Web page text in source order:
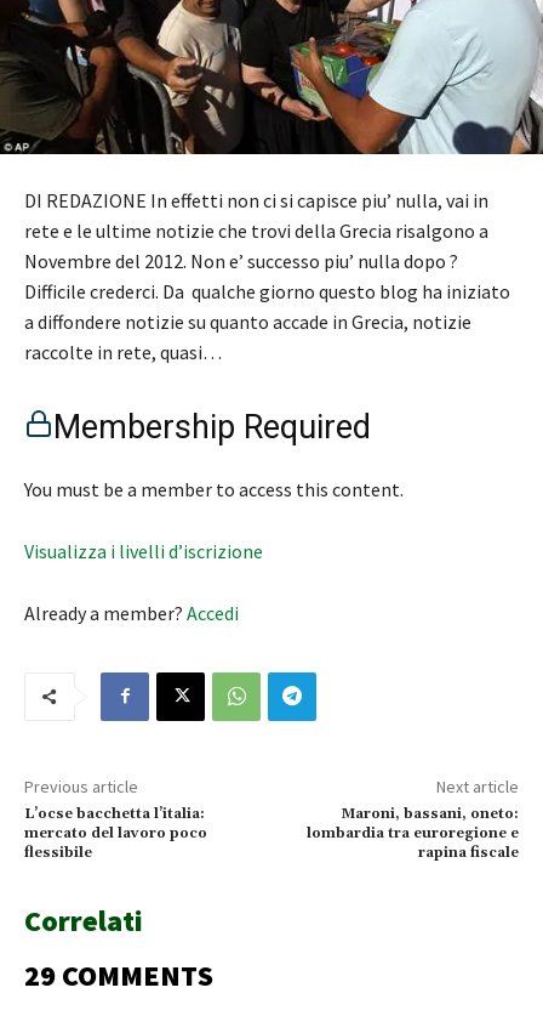
DI REDAZIONE In effetti non ci si capisce piu’ nulla, vai in
rete e le ultime notizie che trovi della Grecia risalgono a
Novembre del 2012. Non e’ successo piu’ nulla dopo ?
Difficile crederci. Da qualche giorno questo blog ha iniziato
a diffondere notizie su quanto accade in Grecia, notizie
raccolte in rete, quasi…
Membership Required
You must be a member to access this content.
Visualizza i livelli d’iscrizione
Already a member? Accedi
Previous article
L’ocse bacchetta l’italia:
mercato del lavoro poco
flessibile
Next article
Maroni, bassani, oneto:
lombardia tra euroregione e
rapina fiscale
Correlati
29 COMMENTS